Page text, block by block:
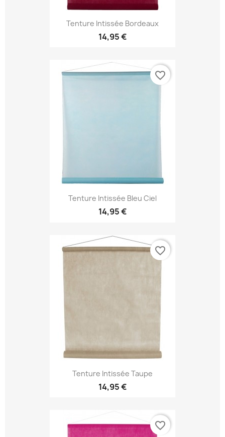
Tenture Intissée Bordeaux
14,95 €
Tenture Intissée Bleu Ciel
14,95 €
favorite_border
Tenture Intissée Taupe
14,95 €
favorite_border
favorite_border